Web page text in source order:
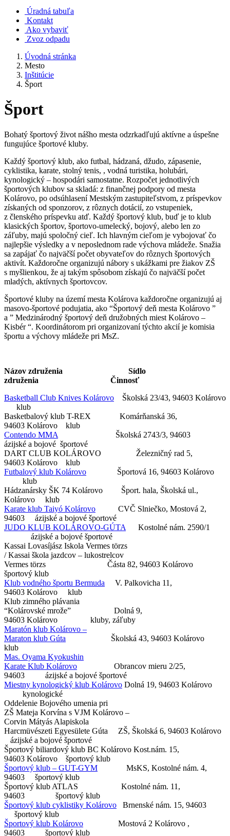
Úradná tabuľa
Kontakt
Ako vybaviť
Zvoz odpadu
Úvodná stránka
Mesto
Inštitúcie
Šport
Šport
Bohatý športový život nášho mesta odzrkadľujú aktívne a úspešne
fungujúce športové kluby.
Každý športový klub, ako futbal, hádzaná, džudo, zápasenie,
cyklistika, karate, stolný tenis, , vodná turistika, holubári,
kynologický – hospodári samostatne. Rozpočet jednotlivých
športových klubov sa skladá: z finančnej podpory od mesta
Kolárovo, po odsúhlasení Mestským zastupiteľstvom, z príspevkov
získaných od sponzorov, z rôznych dotácií, zo vstupeniek,
z členského príspevku atď. Každý športový klub, buď je to klub
klasických športov, športovo-umelecký, bojový, alebo len zo
záľuby, majú spoločný cieľ. Ich hlavným cieľom je vybojovať čo
najlepšie výsledky a v neposlednom rade výchova mládeže. Snažia
sa zapájať čo najväčší počet obyvateľov do rôznych športových
aktivít. Každoročne organizujú nábory s ukážkami pre žiakov ZŠ
s myšlienkou, že aj takým spôsobom získajú čo najväčší počet
mladých, aktívnych športovcov.
Športové kluby na území mesta Kolárova každoročne organizujú aj
masovo-športové podujatia, ako “Športový deň mesta Kolárovo ”
a ” Medzinárodný športový deň družobných miest Kolárovo –
Kisbér “. Koordinátorom pri organizovaní týchto akcií je komisia
športu a výchovy mládeže pri MsZ.
Názov združenia Sídlo
združenia Činnosť
Basketball Club Knives Kolárovo Školská 23/43, 94603 Kolárovo
klub
Basketbalový klub T-REX Komárňanská 36,
94603 Kolárovo klub
Contendo MMA Školská 2743/3, 94603
ázijské a bojové športové
DART CLUB KOLÁROVO Železničný rad 5,
94603 Kolárovo klub
Futbalový klub Kolárovo Športová 16, 94603 Kolárovo
klub
Hádzanársky ŠK 74 Kolárovo Šport. hala, Školská ul.,
Kolárovo klub
Karate klub Taiyó Kolárovo CVČ Slniečko, Mostová 2,
94603 ázijské a bojové športové
JUDO KLUB KOLÁROVO-GÚTA Kostolné nám. 2590/1
ázijské a bojové športové
Kassai Lovasíjász Iskola Vermes törzs
/ Kassai škola jazdcov – lukostrelcov
Vermes törzs Částa 82, 94603 Kolárovo
športový klub
Klub vodného športu Bermuda V. Palkovicha 11,
94603 Kolárovo klub
Klub zimného plávania
“Kolárovské mrože” Dolná 9,
94603 Kolárovo kluby, záľuby
Maratón klub Kolárovo –
Maraton klub Gúta Školská 43, 94603 Kolárovo
klub
Mas. Oyama Kyokushin
Karate Klub Kolárovo Obrancov mieru 2/25,
94603 ázijské a bojové športové
Miestny kynologický klub Kolárovo Dolná 19, 94603 Kolárovo
kynologické
Oddelenie Bojového umenia pri
ZŠ Mateja Korvína s VJM Kolárovo –
Corvin Mátyás Alapiskola
Harcmüvészeti Egyesülete Gúta ZŠ, Školská 6, 94603 Kolárovo
ázijské a bojové športové
Športový biliardový klub BC Kolárovo Kost.nám. 15,
94603 Kolárovo športový klub
Športový klub – GUT-GYM MsKS, Kostolné nám. 4,
94603 športový klub
Športový klub ATLAS Kostolné nám. 11,
94603 športový klub
Športový klub cyklistiky Kolárovo Brnenské nám. 15, 94603
športový klub
Športový klub Kolárovo Mostová 2 Kolárovo ,
94603 športový klub